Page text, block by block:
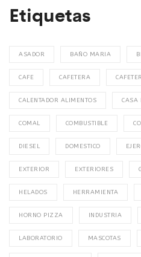
Etiquetas
ASADOR BAÑO MARIA
CAFE CAFETERA
CALENTADOR ALIMENTOS CASA
COMAL COMBUSTIBLE
DIESEL DOMESTICO
EXTERIOR EXTERIORES
HELADOS HERRAMIENTA
HORNO PIZZA INDUSTRIA
LABORATORIO MASCOTAS